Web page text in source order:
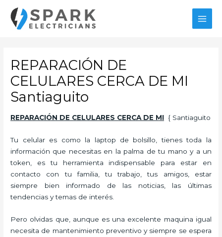
contenido
REPARACIÓN DE
CELULARES CERCA DE MI
Santiaguito
REPARACIÓN DE CELULARES CERCA DE MI { Santiaguito
Tu celular es como la laptop de bolsillo, tienes toda la
información que necesitas en la palma de tu mano y a un
token, es tu herramienta indispensable para estar en
contacto con tu familia, tu trabajo, tus amigos, estar
siempre bien informado de las noticias, las últimas
tendencias y temas de interés.
Pero olvidas que, aunque es una excelente maquina igual
necesita de mantenimiento preventivo y siempre se espera